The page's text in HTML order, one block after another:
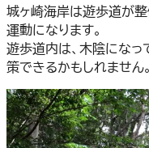
城ヶ崎海岸は遊歩道が
運動になります。
遊歩道内は、木陰になっ
策できるかもしれません。